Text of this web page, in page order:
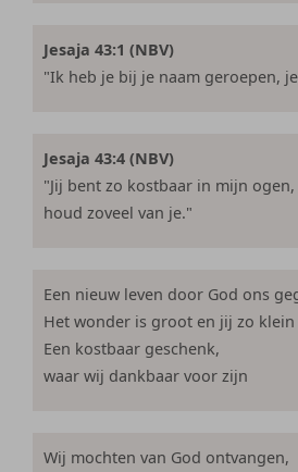
Jesaja 43:1 (NBV)
"Ik heb je bij je naam geroepen,
Jesaja 43:4 (NBV)
"Jij bent zo kostbaar in mijn
houd zoveel van je."
Een nieuw leven door God ons
Het wonder is groot en jij zo klein
Een kostbaar geschenk,
waar wij dankbaar voor zijn
Wij mochten van God ontvangen,